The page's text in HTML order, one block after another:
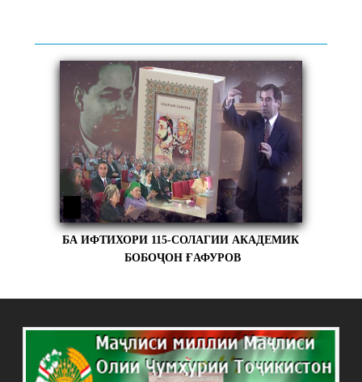
БА ИФТИХОРИ 115-СОЛАГИИ АКАДЕМИК
БОБОҶОН ҒАФУРОВ